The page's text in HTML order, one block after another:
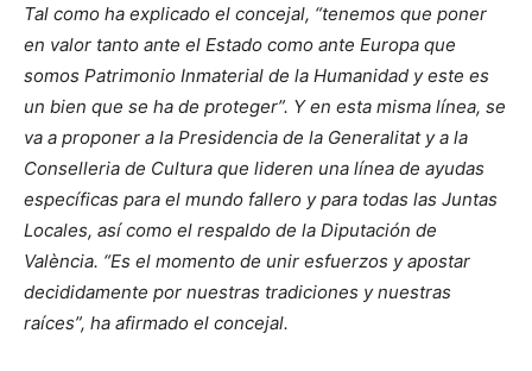
Tal como ha explicado el concejal, “tenemos que poner
en valor tanto ante el Estado como ante Europa que
somos Patrimonio Inmaterial de la Humanidad y este es
un bien que se ha de proteger”. Y en esta misma línea, se
va a proponer a la Presidencia de la Generalitat y a la
Conselleria de Cultura que lideren una línea de ayudas
específicas para el mundo fallero y para todas las Juntas
Locales, así como el respaldo de la Diputación de
València. “Es el momento de unir esfuerzos y apostar
decididamente por nuestras tradiciones y nuestras
raíces”, ha afirmado el concejal.